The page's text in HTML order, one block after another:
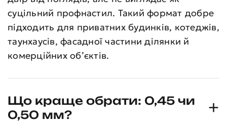
суцільний профнастил. Такий формат добре
підходить для приватних будинків, котеджів,
таунхаусів, фасадної частини ділянки й
комерційних об’єктів.
Що краще обрати: 0,45 чи
0,50 мм?